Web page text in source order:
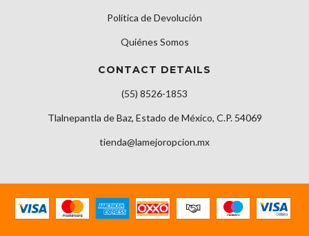
Política de Devolución
Quiénes Somos
CONTACT DETAILS
(55) 8526-1853
Tlalnepantla de Baz, Estado de México, C.P. 54069
tienda@lamejoropcion.mx